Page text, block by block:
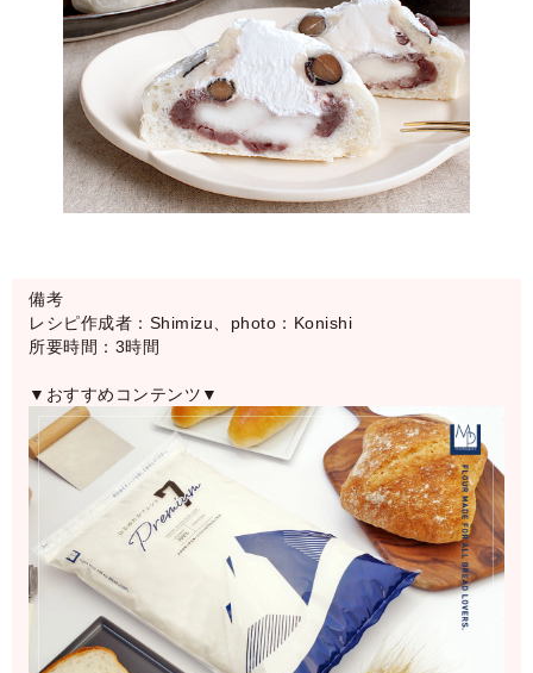
備考
レシピ作成者：Shimizu、photo：Konishi
所要時間：3時間
▼おすすめコンテンツ▼